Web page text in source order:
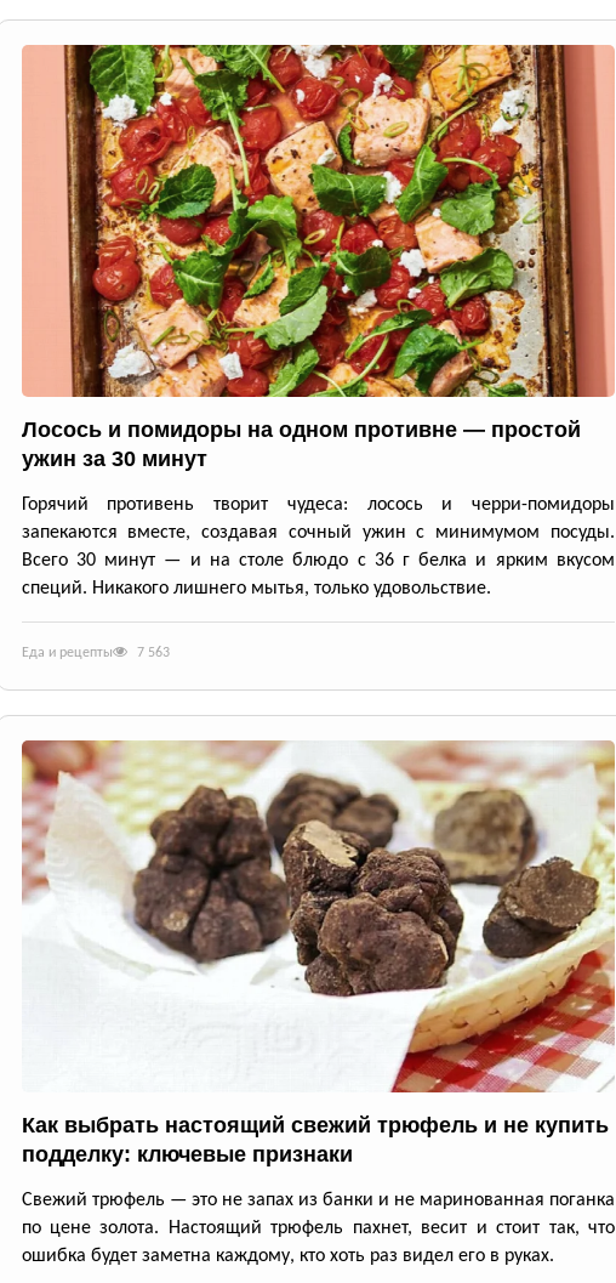
Лосось и помидоры на одном противне — простой
ужин за 30 минут
Горячий противень творит чудеса: лосось и черри-помидоры
запекаются вместе, создавая сочный ужин с минимумом посуды.
Всего 30 минут — и на столе блюдо с 36 г белка и ярким вкусом
специй. Никакого лишнего мытья, только удовольствие.
Еда и рецепты 7 563
Как выбрать настоящий свежий трюфель и не купить
подделку: ключевые признаки
Свежий трюфель — это не запах из банки и не маринованная поганка
по цене золота. Настоящий трюфель пахнет, весит и стоит так, что
ошибка будет заметна каждому, кто хоть раз видел его в руках.